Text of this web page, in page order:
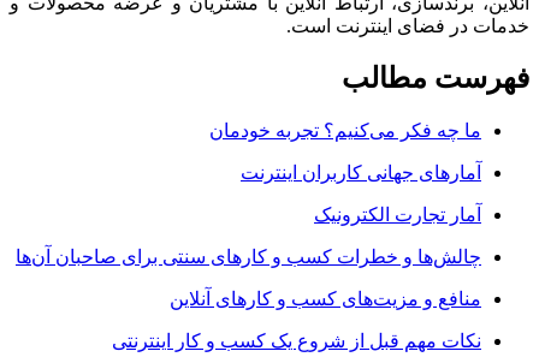
در فضای اینترنت است.
مطالب
ما چه فکر می‌کنیم؟ تجربه خودمان
آمارهای جهانی کاربران اینترنت
آمار تجارت الکترونیک
چالش‌ها و خطرات کسب و کارهای سنتی برای صاحبان آن‌ها
منافع و مزیت‌های کسب و کارهای آنلاین
نکات مهم قبل از شروع یک کسب و کار اینترنتی